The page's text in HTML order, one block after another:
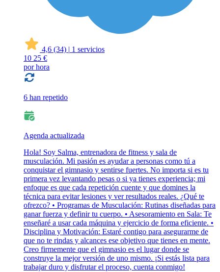
4,6 (34) | 1 servicios
10 25 €
por hora
6 han repetido
Agenda actualizada
Hola! Soy Salma, entrenadora de fitness y sala de
musculación. Mi pasión es ayudar a personas como tú a
conquistar el gimnasio y sentirse fuertes. No importa si es tu
primera vez levantando pesas o si ya tienes experiencia; mi
enfoque es que cada repetición cuente y que domines la
técnica para evitar lesiones y ver resultados reales. ¿Qué te
ofrezco? • Programas de Musculación: Rutinas diseñadas para
ganar fuerza y definir tu cuerpo. • Asesoramiento en Sala: Te
enseñaré a usar cada máquina y ejercicio de forma eficiente. •
Disciplina y Motivación: Estaré contigo para asegurarme de
que no te rindas y alcances ese objetivo que tienes en mente.
Creo firmemente que el gimnasio es el lugar donde se
construye la mejor versión de uno mismo. ¡Si estás lista para
trabajar duro y disfrutar el proceso, cuenta conmigo!